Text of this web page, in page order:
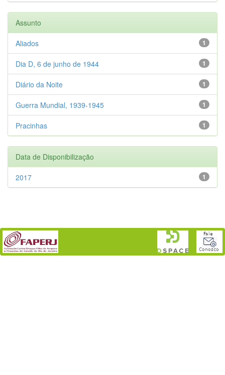
Assunto
1
Aliados
1
Dia D, 6 de junho de 1944
1
Diário da Noite
1
Guerra Mundial, 1939-1945
1
Pracinhas
Data de Disponibilização
1
2017